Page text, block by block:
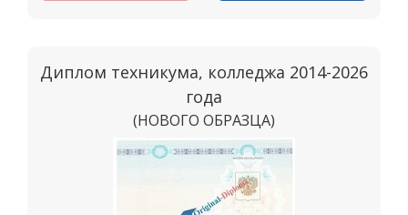
Диплом техникума, колледжа 2014-2026
года
(НОВОГО ОБРАЗЦА)
Москва